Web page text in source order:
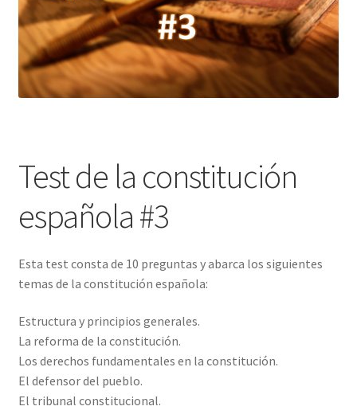
Test de la constitución
española #3
Esta test consta de 10 preguntas y abarca los siguientes
temas de la constitución española:
Estructura y principios generales.
La reforma de la constitución.
Los derechos fundamentales en la constitución.
El defensor del pueblo.
El tribunal constitucional.